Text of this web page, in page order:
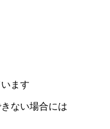
ます
ない場合には